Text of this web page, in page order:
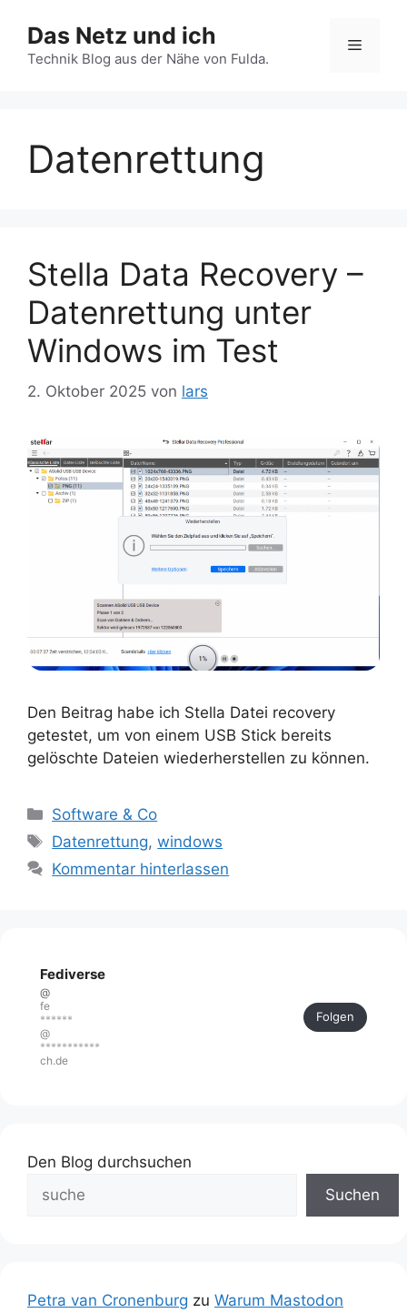
Inhalt
springen
Das Netz und ich
Technik Blog aus der Nähe von Fulda.
Menü
Datenrettung
Stella Data Recovery –
Datenrettung unter
Windows im Test
2. Oktober 2025 von lars
Den Beitrag habe ich Stella Datei recovery
getestet, um von einem USB Stick bereits
gelöschte Dateien wiederherstellen zu können.
Kategorien
Software & Co
Schlagwörter
Datenrettung,windows
Kommentar hinterlassen
Fediverse
@
fe
******
@
***********
ch.de
Folgen
Den Blog durchsuchen
Suchen
Petra van Cronenburg zu Warum Mastodon